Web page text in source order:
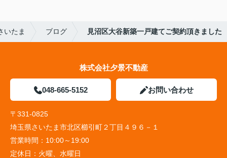
いたま ブログ 見沼区大谷新築一戸建てご契約頂きました
株式会社夕景不動産
048-665-5152 お問い合わせ
〒331-0825
埼玉県さいたま市北区櫛引町２丁目４９６－１
営業時間： 10:00～19:00
定休日： 火曜、水曜日